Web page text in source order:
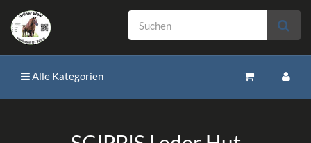
Alle Kategorien